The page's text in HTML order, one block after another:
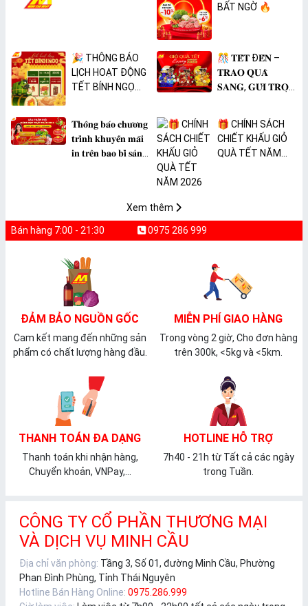
BẤT NGỜ 🔥
🎉 THÔNG BÁO
LỊCH HOẠT ĐỘNG
TẾT BÍNH NGỌ
🎊 𝐓𝐄̂́𝐓 Đ𝐄̂́𝐍 –
𝐓𝐑𝐀𝐎 𝐐𝐔𝐀̀
𝐒𝐀𝐍𝐆, 𝐆𝐔̛̉𝐈 𝐓𝐑𝐎̣𝐍
𝐓𝐡𝐨̂𝐧𝐠 𝐛𝐚́𝐨 𝐜𝐡𝐮̛𝐨̛𝐧𝐠
𝐭𝐫𝐢̀𝐧𝐡 𝐤𝐡𝐮𝐲𝐞̂́𝐧 𝐦𝐚̃𝐢
𝐢𝐧 𝐭𝐫𝐞̂𝐧 𝐛𝐚𝐨 𝐛𝐢̀ 𝐬𝐚̉𝐧
🎁 CHÍNH SÁCH
CHIẾT KHẤU GIỎ
QUÀ TẾT NĂM
Xem thêm
Bán hàng 7:00 - 21:30 0975 286 999
ĐẢM BẢO NGUỒN GỐC
Cam kết mang đến những sản
phẩm có chất lượng hàng đầu.
MIỄN PHÍ GIAO HÀNG
Trong vòng 2 giờ, Cho đơn hàng
trên 300k, <5kg và <5km.
THANH TOÁN ĐA DẠNG
Thanh toán khi nhận hàng,
Chuyển khoản, VNPay,...
HOTLINE HỖ TRỢ
7h40 - 21h từ Tất cả các ngày
trong Tuần.
CÔNG TY CỔ PHẦN THƯƠNG MẠI
VÀ DỊCH VỤ MINH CẦU
Địa chỉ văn phòng: Tầng 3, Số 01, đường Minh Cầu, Phường
Phan Đình Phùng, Tỉnh Thái Nguyên
Hotline Bán Hàng Online: 0975.286.999